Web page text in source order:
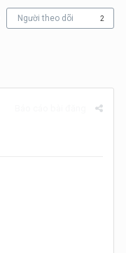
Người theo dõi 2